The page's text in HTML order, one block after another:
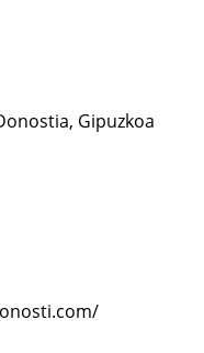
Gipuzkoa